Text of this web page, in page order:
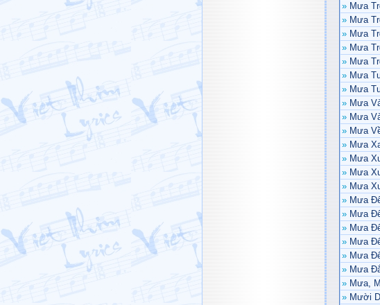
» Mưa
» Mưa
» Mưa
» Mưa
» Mưa
» Mưa
» Mưa
» Mưa
» Mưa
» Mưa
» Mưa
» Mưa
» Mưa
» Mưa
» Mưa
» Mưa
» Mưa
» Mưa
» Mưa
» Mưa
» Mưa,
» Mười